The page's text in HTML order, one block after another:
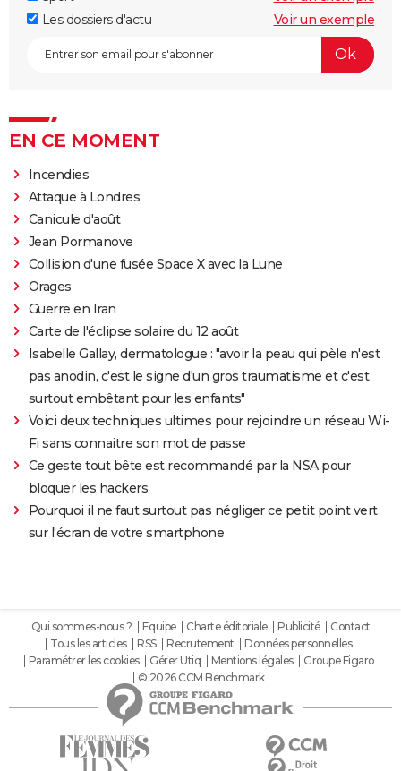
Les dossiers d'actu
Voir un exemple
EN CE MOMENT
Incendies
Attaque à Londres
Canicule d'août
Jean Pormanove
Collision d'une fusée Space X avec la Lune
Orages
Guerre en Iran
Carte de l'éclipse solaire du 12 août
Isabelle Gallay, dermatologue : "avoir la peau qui pèle n'est
pas anodin, c'est le signe d'un gros traumatisme et c'est
surtout embêtant pour les enfants"
Voici deux techniques ultimes pour rejoindre un réseau Wi-
Fi sans connaitre son mot de passe
Ce geste tout bête est recommandé par la NSA pour
bloquer les hackers
Pourquoi il ne faut surtout pas négliger ce petit point vert
sur l'écran de votre smartphone
Qui sommes-nous ? Equipe Charte éditoriale Publicité
Contact
Tous les articles
RSS Recrutement
Données personnelles
Paramétrer les cookies
Gérer Utiq Mentions légales
Groupe Figaro
© 2026 CCM Benchmark